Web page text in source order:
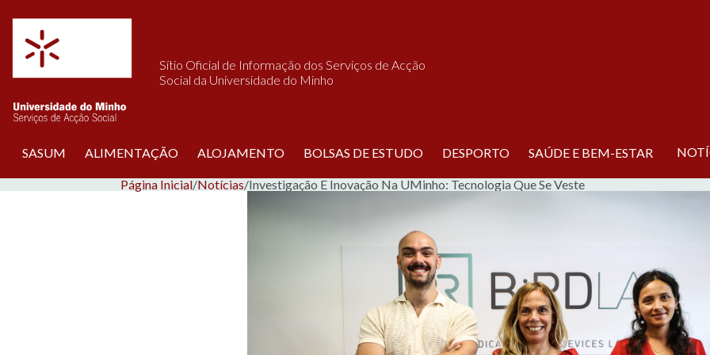
Sítio Oficial de Informação dos Serviços de Acção
Social da Universidade do Minho
SASUM ALIMENTAÇÃO ALOJAMENTO BOLSAS DE ESTUDO DESPORTO SAÚDE E BEM-ESTAR
Página Inicial/Notícias/Investigação E Inovação Na UMinho: Tecnologia Que Se Veste